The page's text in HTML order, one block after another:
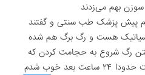
بهم می‌زدند
پیش پزشک طب سنتی و گفتند
هست و رگ برگ هم شده
رگ شروع به حجامت کردن که
بعد خوب شدم